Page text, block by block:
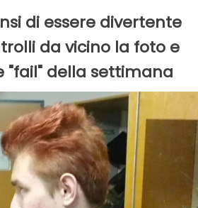
di essere divertente
da vicino la foto e
"fail" della settimana